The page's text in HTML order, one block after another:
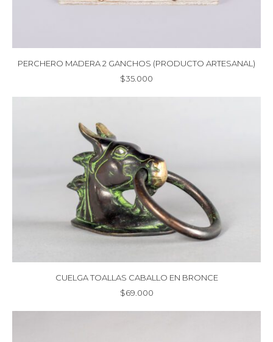
PERCHERO MADERA 2 GANCHOS (PRODUCTO ARTESANAL)
$35.000
CUELGA TOALLAS CABALLO EN BRONCE
$69.000